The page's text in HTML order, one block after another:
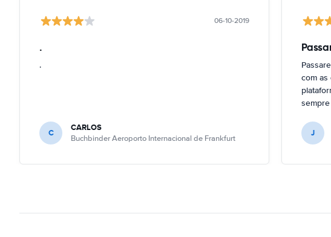
06-10-2019
.
.
C CARLOS
Buchbinder Aeroporto Internacional de Frankfurt
com as
J